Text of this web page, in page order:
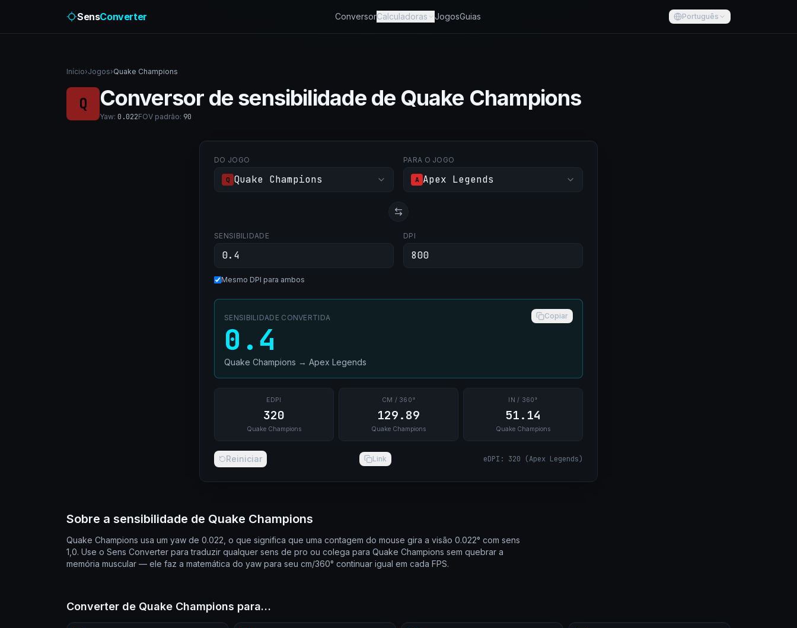
SensConverter ConversorCalculadoras JogosGuias Português
Início›Jogos›Quake Champions
Q Conversor de sensibilidade de Quake Champions
Yaw: 0.022FOV padrão: 90
DO JOGO
Q Quake Champions
PARA O JOGO
A Apex Legends
SENSIBILIDADE DPI
Mesmo DPI para ambos
SENSIBILIDADE CONVERTIDA Copiar
0.4
Quake Champions → Apex Legends
EDPI
320
Quake Champions
CM / 360°
129.89
Quake Champions
IN / 360°
51.14
Quake Champions
Reiniciar Link eDPI : 320 (Apex Legends)
Sobre a sensibilidade de Quake Champions
Quake Champions usa um yaw de 0.022, o que significa que uma contagem do mouse gira a visão 0.022° com sens
1,0. Use o Sens Converter para traduzir qualquer sens de pro ou colega para Quake Champions sem quebrar a
memória muscular — ele faz a matemática do yaw para seu cm/360° continuar igual em cada FPS.
Converter de Quake Champions para…